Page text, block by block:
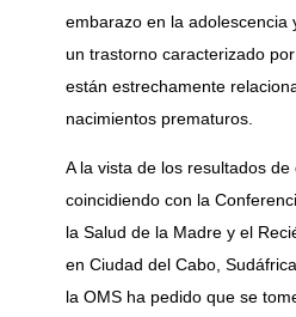
embarazo en la adolescencia
un trastorno caracterizado
están estrechamente
nacimientos prematuros.
A la vista de los resultados de
coincidiendo con la
la Salud de la Madre y el
en Ciudad del Cabo,
la OMS ha pedido que se